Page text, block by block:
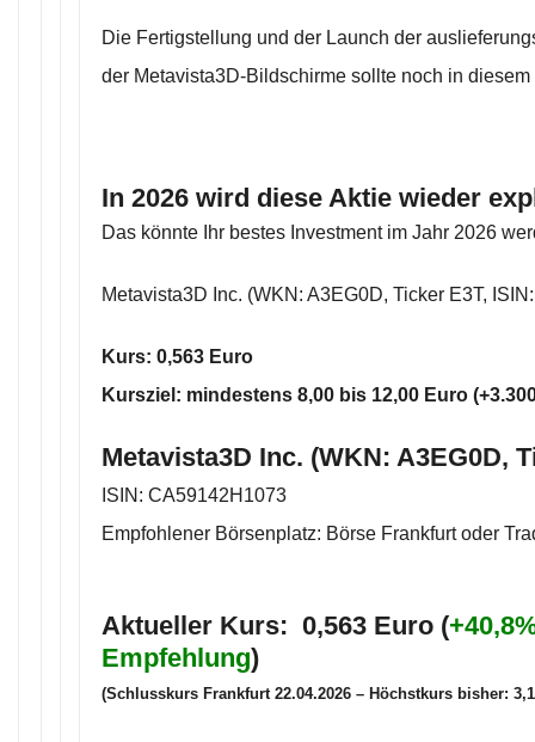
Die Fertigstellung und der Launch der
der Metavista3D-Bildschirme sollte noch in diesem
In 2026 wird diese Aktie wieder
Das könnte Ihr bestes Investment im Jahr 2026
Metavista3D Inc. (WKN: A3EG0D, Ticker E3T,
Kurs: 0,563 Euro
Kursziel: mindestens 8,00 bis 12,00 Euro
Metavista3D Inc. (WKN: A3EG0D,
ISIN: CA59142H1073
Empfohlener Börsenplatz: Börse Frankfurt oder
Aktueller Kurs: 0,563 Euro (
Empfehlung)
(Schlusskurs Frankfurt 22.04.2026 – Höchstkurs bisher: